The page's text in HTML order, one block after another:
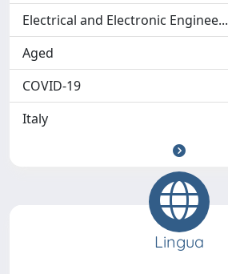
Electrical and Electronic Enginee...
Aged
COVID-19
Italy
Lingua